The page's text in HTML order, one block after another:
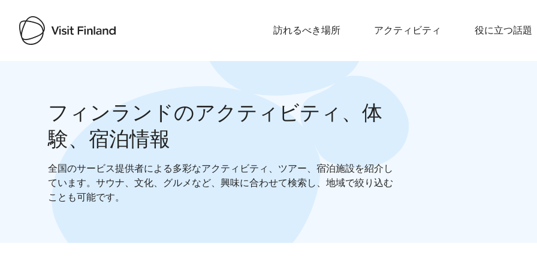
訪れるべき場所 アクティビティ 役に立つ話題
フィンランドのアクティビティ、体
験、宿泊情報
全国のサービス提供者による多彩なアクティビティ、ツアー、宿泊施設を紹介し
ています。サウナ、文化、グルメなど、興味に合わせて検索し、地域で絞り込む
ことも可能です。